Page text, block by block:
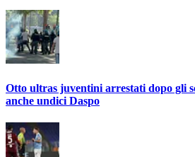
Otto ultras juventini arrestati dopo gli
anche undici Daspo